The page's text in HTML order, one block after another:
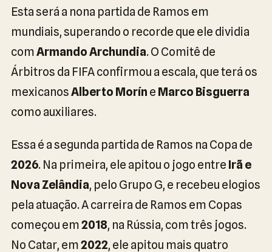
Esta será a nona partida de Ramos em
mundiais, superando o recorde que ele dividia
comArmando Archundia. O Comitê de
Árbitros da FIFA confirmou a escala, que terá os
mexicanosAlberto Morín e Marco Bisguerra
como auxiliares.
Essa é a segunda partida de Ramos na Copa de
2026. Na primeira, ele apitou o jogo entre Irã e
Nova Zelândia, pelo Grupo G, e recebeu elogios
pela atuação. A carreira de Ramos em Copas
começou em2018, na Rússia, com três jogos.
No Catar, em2022, ele apitou mais quatro